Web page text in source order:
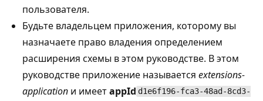
пользователя.
Будьте владельцем приложения, которому вы
назначаете право владения определением
расширения схемы в этом руководстве. В этом
руководстве приложение называется extensions-
application и имеетappId d1e6f196-fca3-48ad-8cd3-